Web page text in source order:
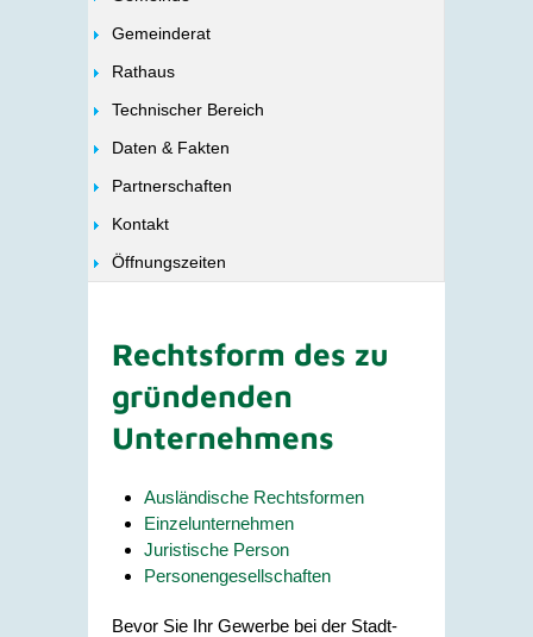
Gemeinderat
Rathaus
Technischer Bereich
Daten & Fakten
Partnerschaften
Kontakt
Öffnungszeiten
Rechtsform des zu
gründenden
Unternehmens
Ausländische Rechtsformen
Einzelunternehmen
Juristische Person
Personengesellschaften
Bevor Sie Ihr Gewerbe bei der Stadt-